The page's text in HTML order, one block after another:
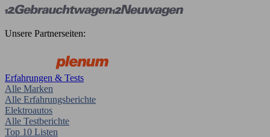
Unsere Partnerseiten:
Erfahrungen & Tests
Alle Marken
Alle Erfahrungsberichte
Elektroautos
Alle Testberichte
Top 10 Listen